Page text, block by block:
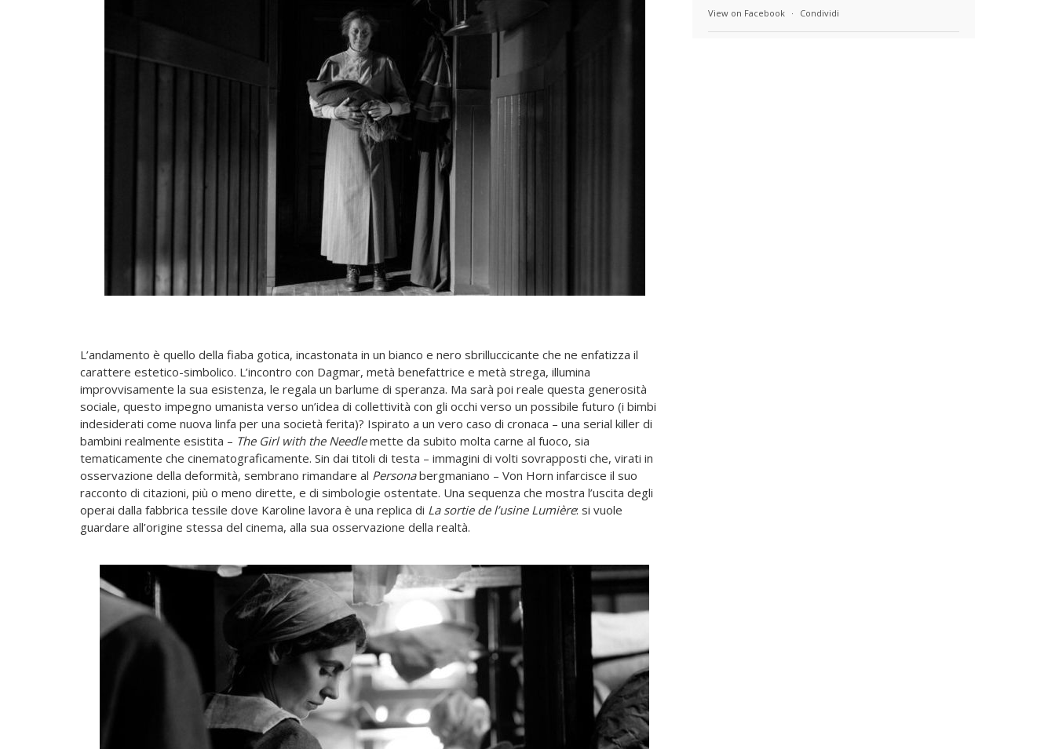
L’andamento è quello della fiaba gotica, incastonata in un bianco e nero sbrilluccicante che ne enfatizza il
carattere estetico-simbolico. L’incontro con Dagmar, metà benefattrice e metà strega, illumina
improvvisamente la sua esistenza, le regala un barlume di speranza. Ma sarà poi reale questa generosità
sociale, questo impegno umanista verso un’idea di collettività con gli occhi verso un possibile futuro (i bimbi
indesiderati come nuova linfa per una società ferita)? Ispirato a un vero caso di cronaca – una serial killer di
bambini realmente esistita – The Girl with the Needlemette da subito molta carne al fuoco, sia
tematicamente che cinematograficamente. Sin dai titoli di testa – immagini di volti sovrapposti che, virati in
osservazione della deformità, sembrano rimandare al Personabergmaniano – Von Horn infarcisce il suo
racconto di citazioni, più o meno dirette, e di simbologie ostentate. Una sequenza che mostra l’uscita degli
operai dalla fabbrica tessile dove Karoline lavora è una replica di La sortie de l’usine Lumière: si vuole
guardare all’origine stessa del cinema, alla sua osservazione della realtà.
View on Facebook · Condividi